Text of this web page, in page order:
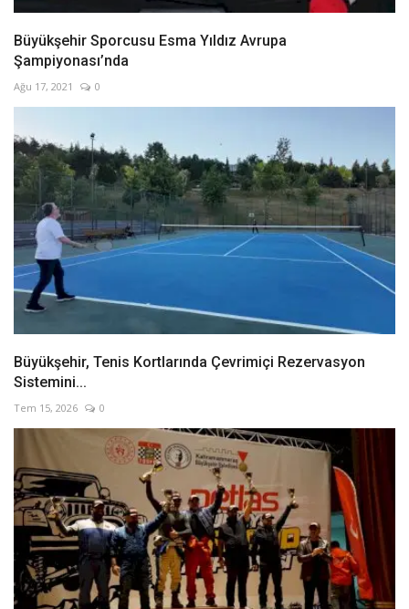
Büyükşehir Sporcusu Esma Yıldız Avrupa
Şampiyonası’nda
Ağu 17, 2021 0
Büyükşehir, Tenis Kortlarında Çevrimiçi Rezervasyon
Sistemini...
Tem 15, 2026 0